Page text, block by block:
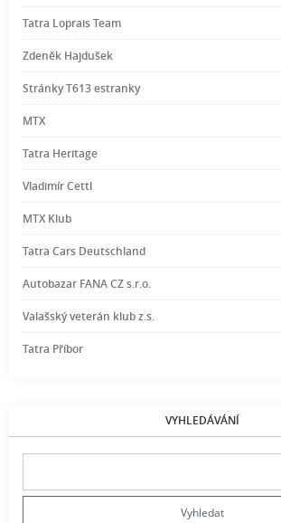
Tatra Loprais Team
Zdeněk Hajdušek
Stránky T613 estranky
MTX
Tatra Heritage
Vladimír Cettl
MTX Klub
Tatra Cars Deutschland
Autobazar FANA CZ s.r.o.
Valašský veterán klub z.s.
Tatra Příbor
VYHLEDÁVÁNÍ